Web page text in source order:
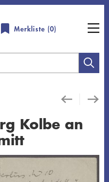
Merkliste (0)
Kolbe an